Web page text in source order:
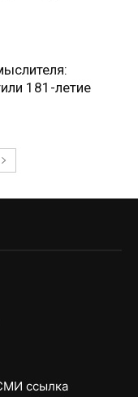
181-летие
ссылка